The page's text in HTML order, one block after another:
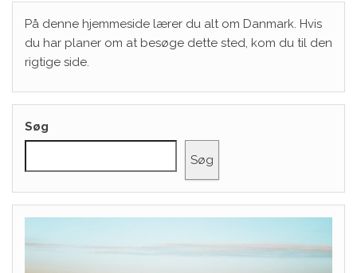
På denne hjemmeside lærer du alt om Danmark. Hvis
du har planer om at besøge dette sted, kom du til den
rigtige side.
Søg
Søg